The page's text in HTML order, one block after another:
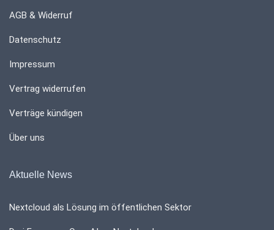
AGB & Widerruf
Datenschutz
Impressum
Vertrag widerrufen
Verträge kündigen
Über uns
Aktuelle News
Nextcloud als Lösung im öffentlichen Sektor